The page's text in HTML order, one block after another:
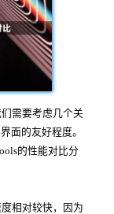
需要考虑几个关
面的友好程度。
的性能对比分
度相对较快，因为